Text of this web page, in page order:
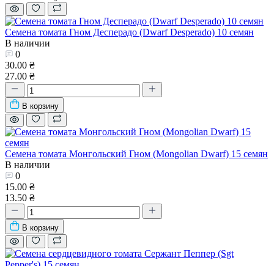
Семена томата Гном Десперадо (Dwarf Desperado) 10 семян
В наличии
0
30.00 ₴
27.00 ₴
В корзину
Семена томата Монгольский Гном (Mongolian Dwarf) 15 семян
В наличии
0
15.00 ₴
13.50 ₴
В корзину